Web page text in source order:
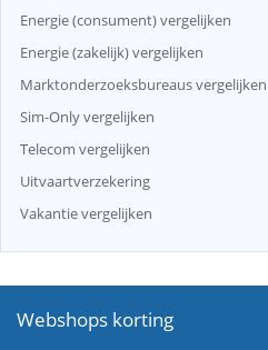
Energie (consument) vergelijken
Energie (zakelijk) vergelijken
Marktonderzoeksbureaus vergelijken
Sim-Only vergelijken
Telecom vergelijken
Uitvaartverzekering
Vakantie vergelijken
Webshops korting